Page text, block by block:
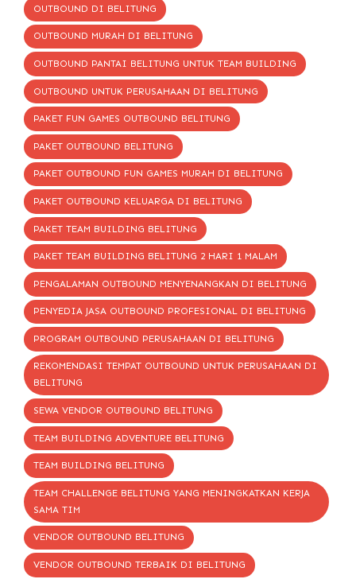
OUTBOUND DI BELITUNG
OUTBOUND MURAH DI BELITUNG
OUTBOUND PANTAI BELITUNG UNTUK TEAM BUILDING
OUTBOUND UNTUK PERUSAHAAN DI BELITUNG
PAKET FUN GAMES OUTBOUND BELITUNG
PAKET OUTBOUND BELITUNG
PAKET OUTBOUND FUN GAMES MURAH DI BELITUNG
PAKET OUTBOUND KELUARGA DI BELITUNG
PAKET TEAM BUILDING BELITUNG
PAKET TEAM BUILDING BELITUNG 2 HARI 1 MALAM
PENGALAMAN OUTBOUND MENYENANGKAN DI BELITUNG
PENYEDIA JASA OUTBOUND PROFESIONAL DI BELITUNG
PROGRAM OUTBOUND PERUSAHAAN DI BELITUNG
REKOMENDASI TEMPAT OUTBOUND UNTUK PERUSAHAAN DI
BELITUNG
SEWA VENDOR OUTBOUND BELITUNG
TEAM BUILDING ADVENTURE BELITUNG
TEAM BUILDING BELITUNG
TEAM CHALLENGE BELITUNG YANG MENINGKATKAN KERJA
SAMA TIM
VENDOR OUTBOUND BELITUNG
VENDOR OUTBOUND TERBAIK DI BELITUNG